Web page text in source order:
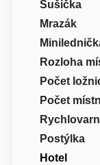
Sušička
Mrazák
Rozloha
Počet
Počet
Postýlka
Hotel